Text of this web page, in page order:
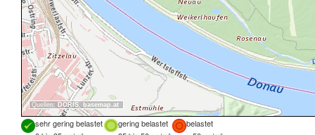
Quellen: DORIS, basemap.at
sehr gering belastet gering belastet
belastet